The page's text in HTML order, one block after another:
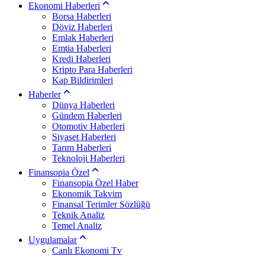
Ekonomi Haberleri
Borsa Haberleri
Döviz Haberleri
Emlak Haberleri
Emtia Haberleri
Kredi Haberleri
Kripto Para Haberleri
Kap Bildirimleri
Haberler
Dünya Haberleri
Gündem Haberleri
Otomotiv Haberleri
Siyaset Haberleri
Tarım Haberleri
Teknoloji Haberleri
Finansopia Özel
Finansopia Özel Haber
Ekonomik Takvim
Finansal Terimler Sözlüğü
Teknik Analiz
Temel Analiz
Uygulamalar
Canlı Ekonomi Tv